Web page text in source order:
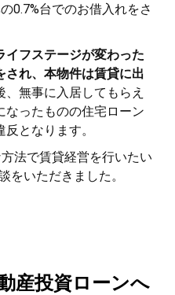
0.7%台でのお借入れをさ
イフステージが変わった
され、本物件は賃貸に出
、無事に入居してもらえ
なったものの住宅ローン
となります。
法で賃貸経営を行いたい
をいただきました。
産投資ローンへ